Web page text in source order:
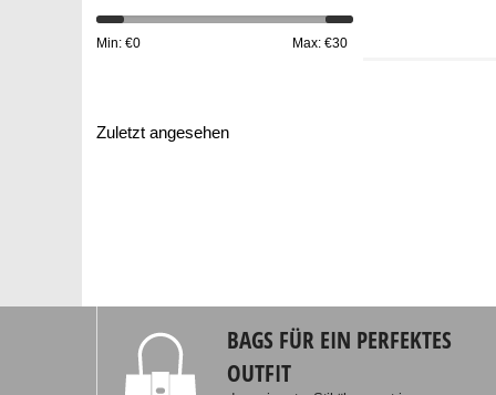
Min: €0 Max: €30
Zuletzt angesehen
BAGS FÜR EIN PERFEKTES
OUTFIT